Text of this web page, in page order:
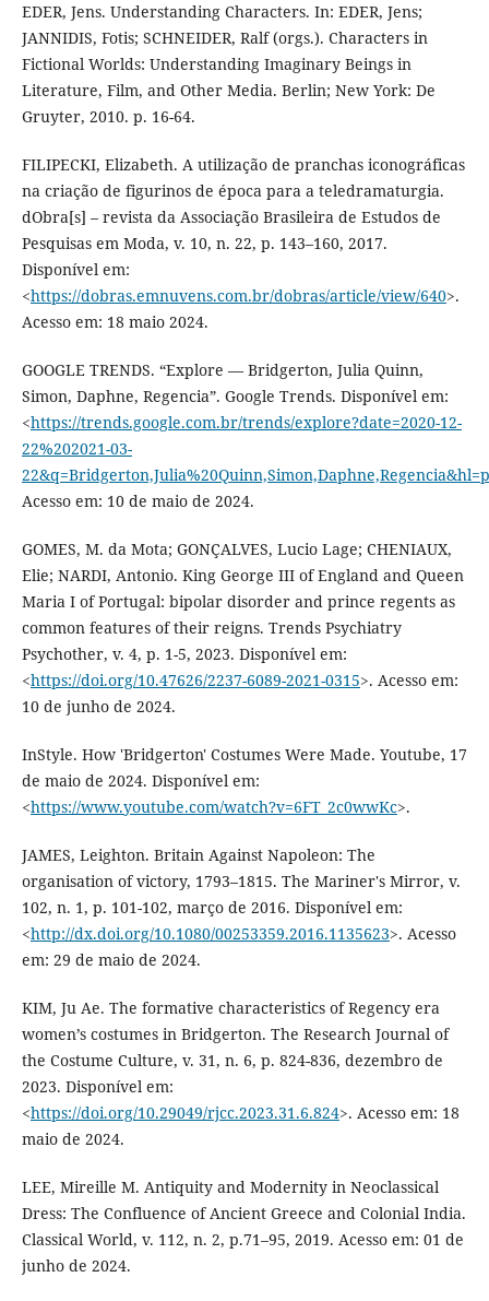
EDER, Jens. Understanding Characters. In: EDER, Jens;
JANNIDIS, Fotis; SCHNEIDER, Ralf (orgs.). Characters in
Fictional Worlds: Understanding Imaginary Beings in
Literature, Film, and Other Media. Berlin; New York: De
Gruyter, 2010. p. 16-64.
FILIPECKI, Elizabeth. A utilização de pranchas iconográficas
na criação de figurinos de época para a teledramaturgia.
dObra[s] – revista da Associação Brasileira de Estudos de
Pesquisas em Moda, v. 10, n. 22, p. 143–160, 2017.
Disponível em:
<https://dobras.emnuvens.com.br/dobras/article/view/640>.
Acesso em: 18 maio 2024.
GOOGLE TRENDS. “Explore — Bridgerton, Julia Quinn,
Simon, Daphne, Regencia”. Google Trends. Disponível em:
<https://trends.google.com.br/trends/explore?date=2020-12-
22%202021-03-
Acesso em: 10 de maio de 2024.
GOMES, M. da Mota; GONÇALVES, Lucio Lage; CHENIAUX,
Elie; NARDI, Antonio. King George III of England and Queen
Maria I of Portugal: bipolar disorder and prince regents as
common features of their reigns. Trends Psychiatry
Psychother, v. 4, p. 1-5, 2023. Disponível em:
<https://doi.org/10.47626/2237-6089-2021-0315>. Acesso em:
10 de junho de 2024.
InStyle. How 'Bridgerton' Costumes Were Made. Youtube, 17
de maio de 2024. Disponível em:
<https://www.youtube.com/watch?v=6FT_2c0wwKc>.
JAMES, Leighton. Britain Against Napoleon: The
organisation of victory, 1793–1815. The Mariner's Mirror, v.
102, n. 1, p. 101-102, março de 2016. Disponível em:
<http://dx.doi.org/10.1080/00253359.2016.1135623>. Acesso
em: 29 de maio de 2024.
KIM, Ju Ae. The formative characteristics of Regency era
women’s costumes in Bridgerton. The Research Journal of
the Costume Culture, v. 31, n. 6, p. 824-836, dezembro de
2023. Disponível em:
<https://doi.org/10.29049/rjcc.2023.31.6.824>. Acesso em: 18
maio de 2024.
LEE, Mireille M. Antiquity and Modernity in Neoclassical
Dress: The Confluence of Ancient Greece and Colonial India.
Classical World, v. 112, n. 2, p.71–95, 2019. Acesso em: 01 de
junho de 2024.